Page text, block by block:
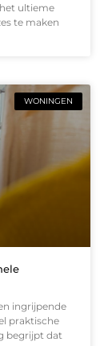
ultieme
te maken
WONINGEN
ingrijpende
praktische
begrijpt dat